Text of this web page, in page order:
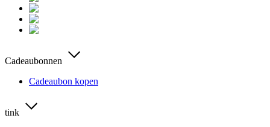
Cadeaubonnen
Cadeaubon kopen
tink